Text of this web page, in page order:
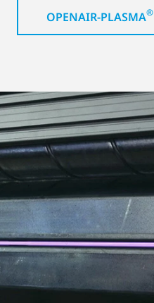
OPENAIR-PLASMA®